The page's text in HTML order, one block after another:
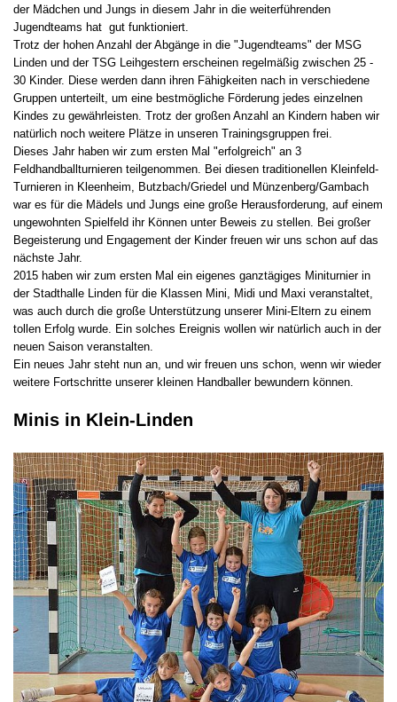
der Mädchen und Jungs in diesem Jahr in die weiterführenden
Jugendteams hat gut funktioniert.
Trotz der hohen Anzahl der Abgänge in die "Jugendteams" der MSG
Linden und der TSG Leihgestern erscheinen regelmäßig zwischen 25 -
30 Kinder. Diese werden dann ihren Fähigkeiten nach in verschiedene
Gruppen unterteilt, um eine bestmögliche Förderung jedes einzelnen
Kindes zu gewährleisten. Trotz der großen Anzahl an Kindern haben wir
natürlich noch weitere Plätze in unseren Trainingsgruppen frei.
Dieses Jahr haben wir zum ersten Mal "erfolgreich" an 3
Feldhandballturnieren teilgenommen. Bei diesen traditionellen Kleinfeld-
Turnieren in Kleenheim, Butzbach/Griedel und Münzenberg/Gambach
war es für die Mädels und Jungs eine große Herausforderung, auf einem
ungewohnten Spielfeld ihr Können unter Beweis zu stellen. Bei großer
Begeisterung und Engagement der Kinder freuen wir uns schon auf das
nächste Jahr.
2015 haben wir zum ersten Mal ein eigenes ganztägiges Miniturnier in
der Stadthalle Linden für die Klassen Mini, Midi und Maxi veranstaltet,
was auch durch die große Unterstützung unserer Mini-Eltern zu einem
tollen Erfolg wurde. Ein solches Ereignis wollen wir natürlich auch in der
neuen Saison veranstalten.
Ein neues Jahr steht nun an, und wir freuen uns schon, wenn wir wieder
weitere Fortschritte unserer kleinen Handballer bewundern können.
Minis in Klein-Linden